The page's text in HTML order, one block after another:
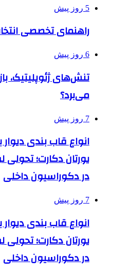
5 روز پیش
راهنمای تخصصی
6 روز پیش
تنش‌های ژئوپلیتیک،
می‌برد؟
7 روز پیش
انواع قاب بندی
یورتان دکارت؛
در دکوراسیون داخلی
7 روز پیش
انواع قاب بندی
یورتان دکارت؛
در دکوراسیون داخلی